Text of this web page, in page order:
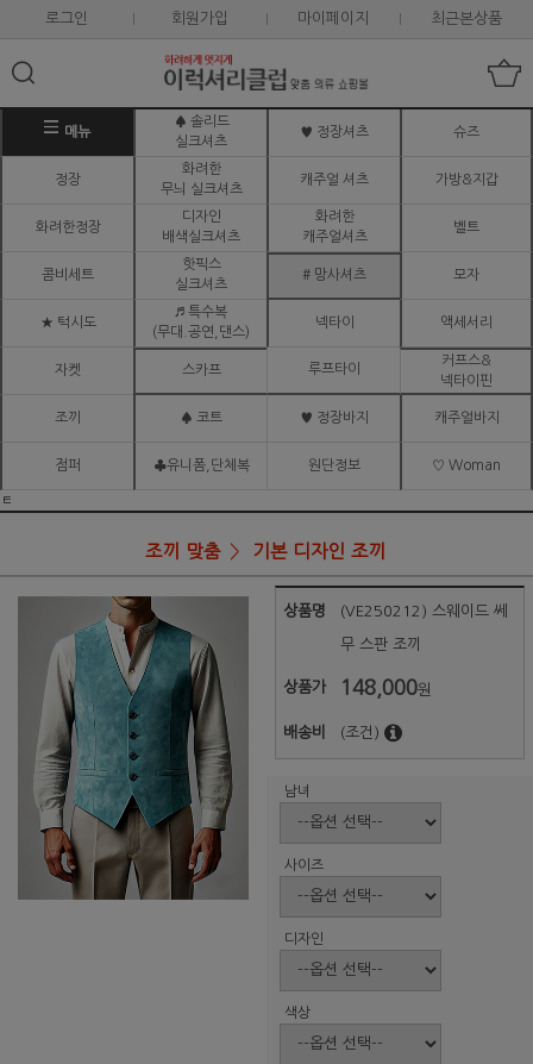
로그인 회원가입 마이페이지 최근본상품
메뉴
♠ 솔리드
실크셔츠
♥ 정장셔츠 슈즈
정장
화려한
무늬 실크셔츠
캐주얼 셔츠 가방&지갑
화려한정장
디자인
배색실크셔츠
화려한
캐주얼셔츠
벨트
콤비세트
핫픽스
실크셔츠
# 망사셔츠 모자
★ 턱시도
♬ 특수복
(무대.공연,댄스)
넥타이 액세서리
자켓 스카프 루프타이
커프스&
넥타이핀
조끼 ♠ 코트 ♥ 정장바지 캐주얼바지
점퍼 ♣유니폼,단체복 원단정보 ♡ Woman
ㅌ
조끼 맞춤 기본 디자인 조끼
상품명 (VE250212) 스웨이드 쎄
무 스판 조끼
상품가 148,000원
배송비 (조건)
남녀
사이즈
디자인
색상